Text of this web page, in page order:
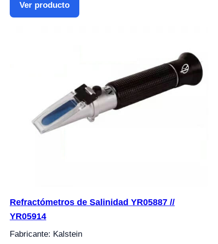
Ver producto
Refractómetros de Salinidad YR05887 //
YR05914
Fabricante: Kalstein